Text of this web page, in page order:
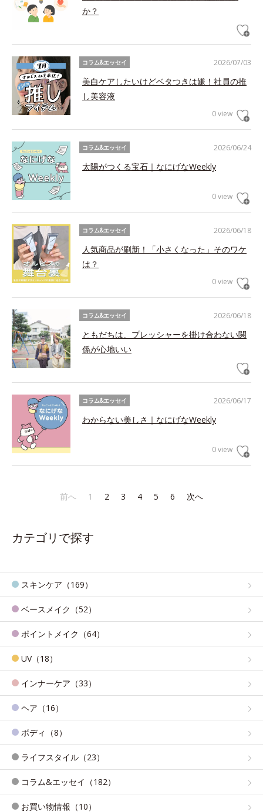
か？
2026/07/03
コラム&エッセイ
美白ケアしたいけどベタつきは嫌！社員の推
し美容液
0 view
2026/06/24
コラム&エッセイ
太陽がつくる宝石｜なにげなWeekly
0 view
2026/06/18
コラム&エッセイ
人気商品が刷新！「小さくなった」そのワケ
は？
0 view
2026/06/18
コラム&エッセイ
ともだちは、プレッシャーを掛け合わない関
係が心地いい
2026/06/17
コラム&エッセイ
わからない美しさ｜なにげなWeekly
0 view
前へ 1 2 3 4 5 6 次へ
カテゴリで探す
スキンケア（169）
ベースメイク（52）
ポイントメイク（64）
UV（18）
インナーケア（33）
ヘア（16）
ボディ（8）
ライフスタイル（23）
コラム&エッセイ（182）
お買い物情報（10）